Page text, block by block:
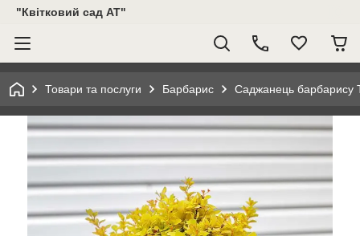
"Квітковий сад АТ"
Товари та послуги Барбарис Саджанець барбарису